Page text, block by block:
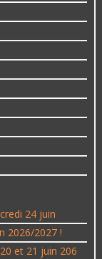
24 juin
2026/2027 !
et 21 juin 206